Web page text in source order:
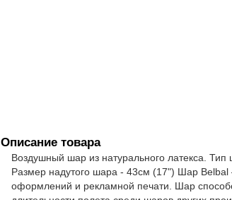
Описание товара
Воздушный шар из натурального латекса.
Размер надутого шара - 43см (17") Шар Belbal
оформлений и рекламной печати. Шар